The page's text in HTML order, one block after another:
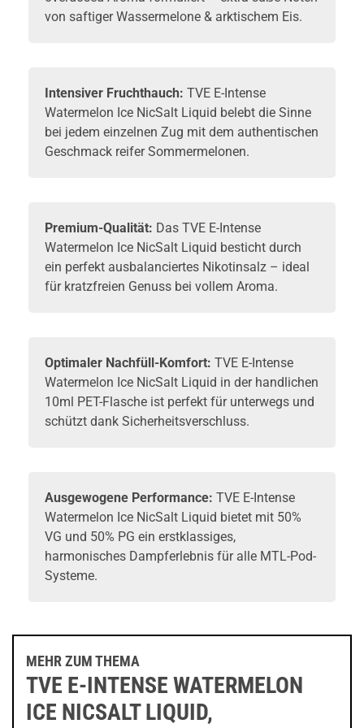
von saftiger Wassermelone & arktischem Eis.
Intensiver Fruchthauch: TVE E-Intense
Watermelon Ice NicSalt Liquid belebt die Sinne
bei jedem einzelnen Zug mit dem authentischen
Geschmack reifer Sommermelonen.
Premium-Qualität: Das TVE E-Intense
Watermelon Ice NicSalt Liquid besticht durch
ein perfekt ausbalanciertes Nikotinsalz – ideal
für kratzfreien Genuss bei vollem Aroma.
Optimaler Nachfüll-Komfort: TVE E-Intense
Watermelon Ice NicSalt Liquid in der handlichen
10ml PET-Flasche ist perfekt für unterwegs und
schützt dank Sicherheitsverschluss.
Ausgewogene Performance: TVE E-Intense
Watermelon Ice NicSalt Liquid bietet mit 50%
VG und 50% PG ein erstklassiges,
harmonisches Dampferlebnis für alle MTL-Pod-
Systeme.
MEHR ZUM THEMA
TVE E-INTENSE WATERMELON
ICE NICSALT LIQUID,